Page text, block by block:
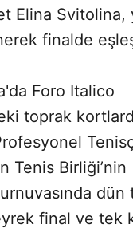
Elina Svitolina,
finalde
Foro Italico
toprak
Tenis
dün
final ve tek